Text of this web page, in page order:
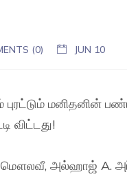
(0) JUN 10
மனிதனின்
விட்டது!
அல்ஹாஜ் A.